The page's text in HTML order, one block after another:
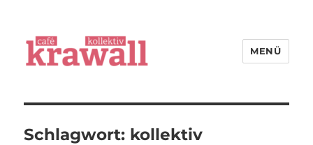
MENÜ
Schlagwort: kollektiv